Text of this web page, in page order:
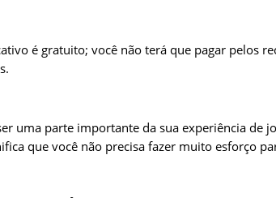
é gratuito; você não terá que pagar pelos
uma parte importante da sua experiência de
que você não precisa fazer muito esforço